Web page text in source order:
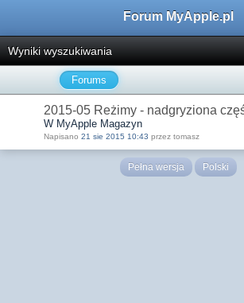
Forum MyApple.pl
Wyniki wyszukiwania
Forums
2015-05 Reżimy - nadgryziona
W MyApple Magazyn
Napisano 21 sie 2015 10:43 przez tomasz
Pełna wersja Polski